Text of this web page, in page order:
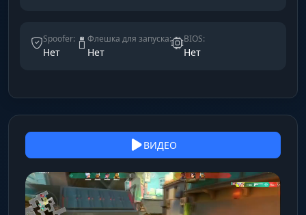
Spoofer:
Нет
Флешка для запуска:
Нет
BIOS:
Нет
ВИДЕО